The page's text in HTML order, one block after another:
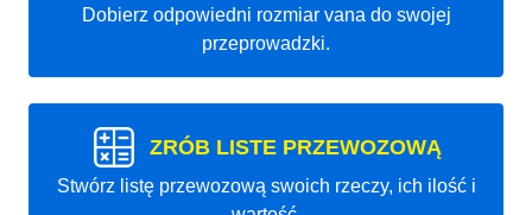
Dobierz odpowiedni rozmiar vana do swojej
przeprowadzki.
ZRÓB LISTE PRZEWOZOWĄ
Stwórz listę przewozową swoich rzeczy, ich ilość i